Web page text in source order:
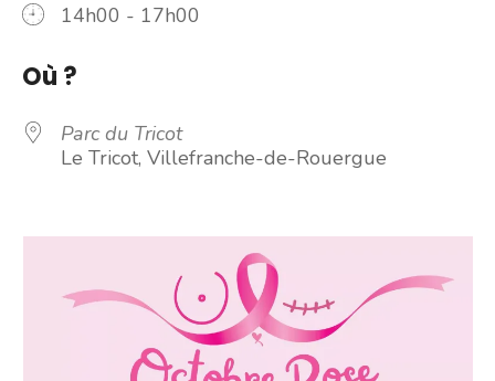
14h00 - 17h00
Où ?
Parc du Tricot
Le Tricot, Villefranche-de-Rouergue